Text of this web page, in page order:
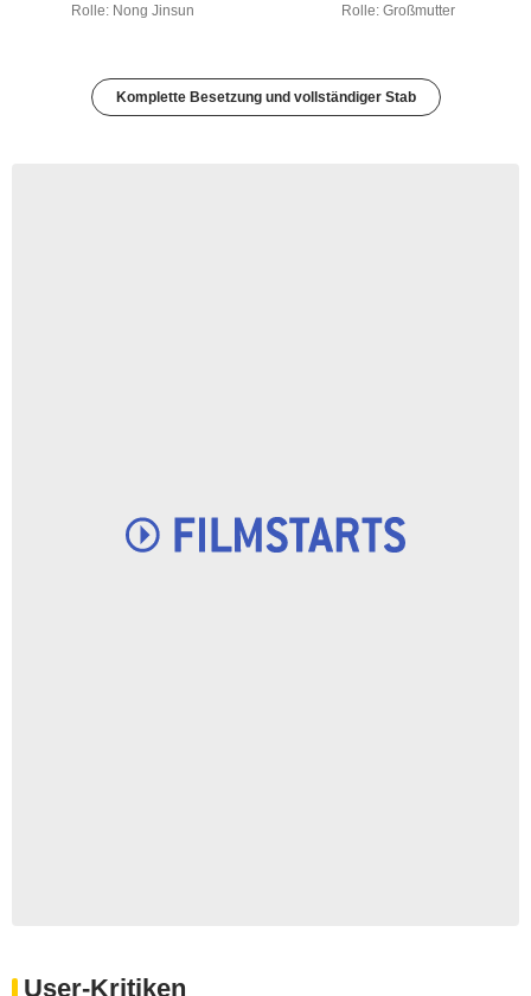
Rolle: Nong Jinsun Rolle: Großmutter
Komplette Besetzung und vollständiger Stab
User-Kritiken